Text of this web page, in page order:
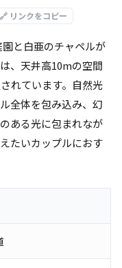
🔗 リンクをコピー
と白亜のチャペルが
、天井高10mの空間
れています。自然光
全体を包み込み、幻
ある光に包まれなが
たいカップルにおす